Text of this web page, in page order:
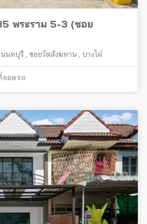
พระราม 5-3 (ซอย
นนทบุรี ซอยวัดสังฆทาน บางไผ่
จอดรถ